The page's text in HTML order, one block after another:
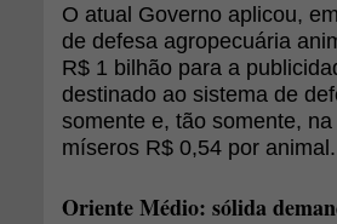
O atual Governo aplicou,
de defesa agropecuária
R$ 1 bilhão para a
destinado ao sistema de
somente e, tão somente,
míseros R$ 0,54 por animal.
Oriente Médio: sólida